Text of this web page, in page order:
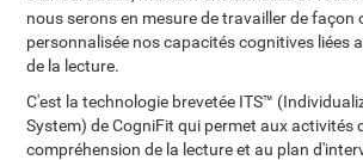
nous serons en mesure de travailler de façon
personnalisée nos capacités cognitives liées
de la lecture.
C'est la technologie brevetée ITS™
System) de CogniFit qui permet aux activités
compréhension de la lecture et au plan